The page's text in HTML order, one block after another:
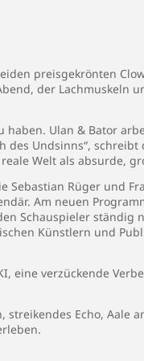
preisgekrönten
der Lachmuskeln
Ulan & Bator
des Undsinns“, schreibt
Welt als absurde,
Sebastian Rüger und
Am neuen
Schauspieler ständig
Künstlern und
eine verzückende
Echo, Aale